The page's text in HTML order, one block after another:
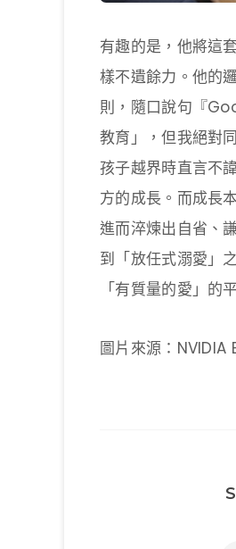
有趣的是，他將這
樣不遺餘力。他的
則，隨口說句『
教育」，但我絕對
孩子越界時直言不
方的成長。而成長
進而淬煉出自省、
到「放任式溺愛」
「有質量的愛」的
圖片來源：